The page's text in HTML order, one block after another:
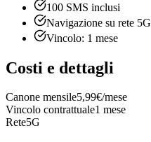
100 SMS inclusi
Navigazione su rete 5G
Vincolo: 1 mese
Costi e dettagli
Canone mensile5,99€/mese
Vincolo contrattuale1 mese
Rete5G